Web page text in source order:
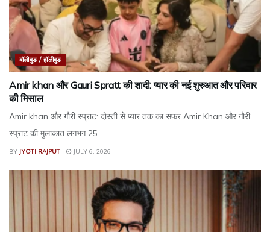
बॉलीवुड / हॉलीवुड
Amir khan और Gauri Spratt की शादी: प्यार की नई शुरुआत और परिवार
की मिसाल
Amir khan और गौरी स्प्राट: दोस्ती से प्यार तक का सफर Amir Khan और गौरी
स्प्राट की मुलाकात लगभग 25...
BY JYOTI RAJPUT JULY 6, 2026